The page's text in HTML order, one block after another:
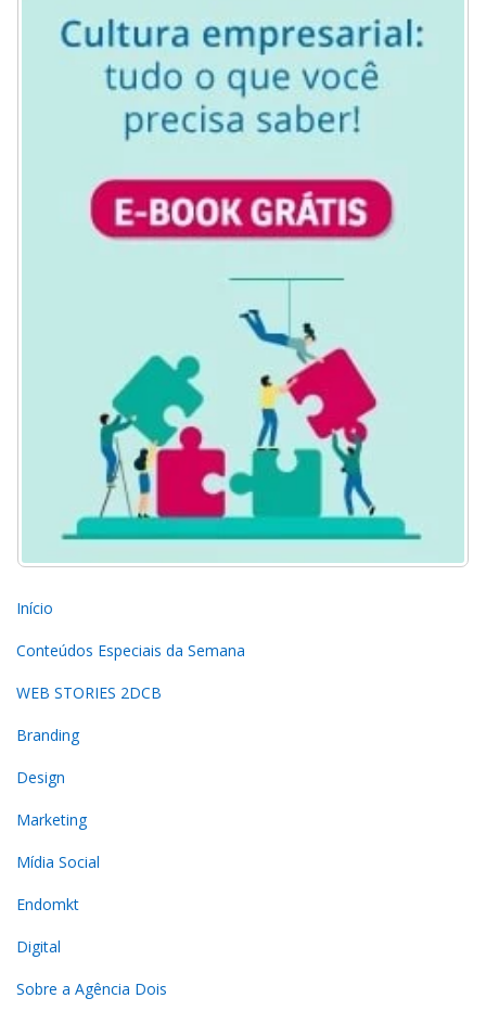
Início
Conteúdos Especiais da Semana
WEB STORIES 2DCB
Branding
Design
Marketing
Mídia Social
Endomkt
Digital
Sobre a Agência Dois